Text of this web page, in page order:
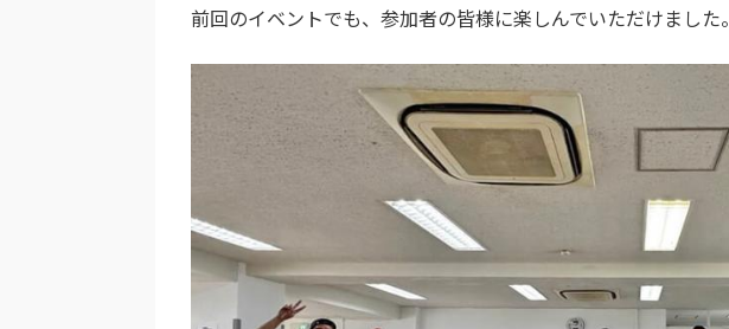
前回のイベントでも、参加者の皆様に楽しんでいただけました。